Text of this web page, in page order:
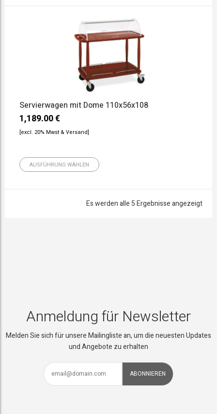
Servierwagen mit Dome 110x56x108
1,189.00€
[excl. 20% Mwst & Versand]
AUSFÜHRUNG WÄHLEN
Es werden alle 5 Ergebnisse angezeigt
Anmeldung für Newsletter
Melden Sie sich für unsere Mailingliste an, um die neuesten Updates
und Angebote zu erhalten